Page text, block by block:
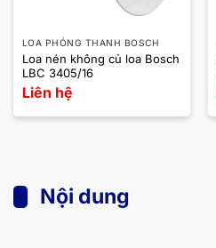
LOA PHÓNG THANH BOSCH
Loa nén không củ loa Bosch
LBC 3405/16
Liên hệ
Nội dung